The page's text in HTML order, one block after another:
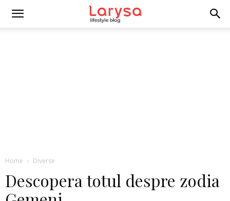
Home Diverse
Descopera totul despre zodia